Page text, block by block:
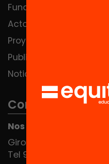
Fundación
Actos
Proyectos
Publicaciones y vídeos
Noticias
Contacto
Nos puedes encontrar
Girona 34, interior
Tel 934 588 700